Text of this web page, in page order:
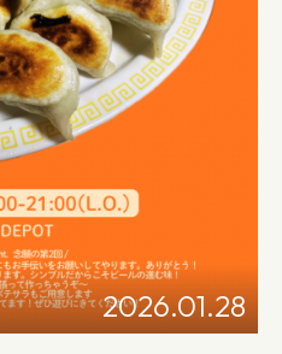
2026.01.28